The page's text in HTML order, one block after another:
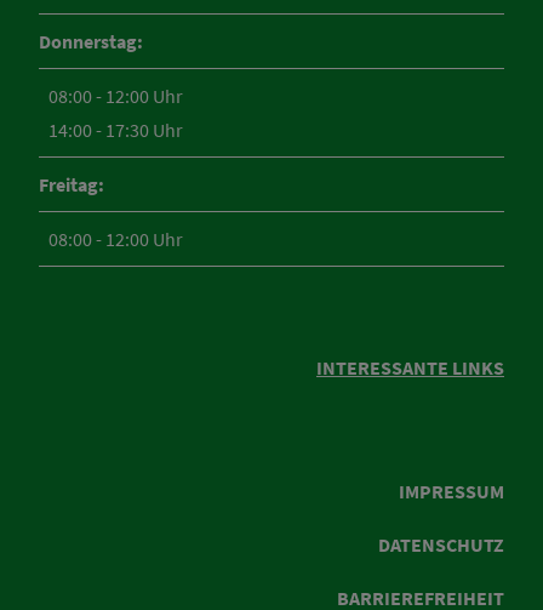
Donnerstag:
08:00 - 12:00 Uhr
14:00 - 17:30 Uhr
Freitag:
08:00 - 12:00 Uhr
INTERESSANTE LINKS
IMPRESSUM
DATENSCHUTZ
BARRIEREFREIHEIT